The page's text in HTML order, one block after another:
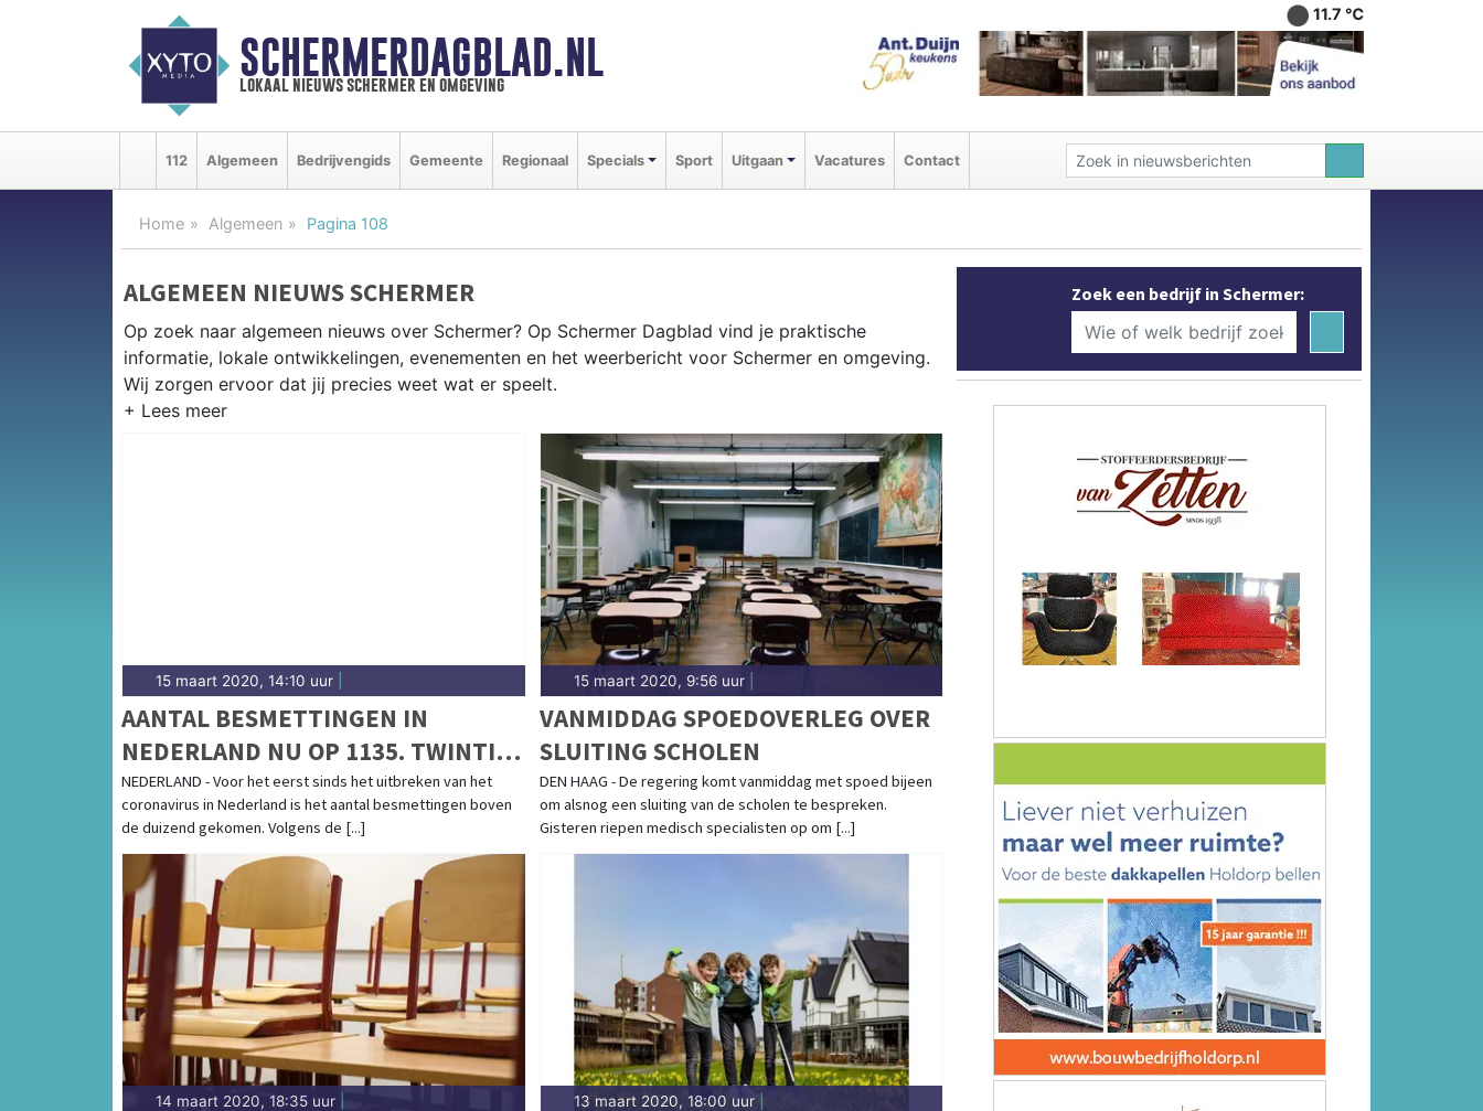
SCHERMERDAGBLAD.NL
lokaal nieuws schermer en omgeving
11.7 ℃
112 Algemeen Bedrijvengids Gemeente Regionaal Specials Sport Uitgaan Vacatures Contact
Home Algemeen Pagina 108
ALGEMEEN NIEUWS SCHERMER
Op zoek naar algemeen nieuws over Schermer? Op Schermer Dagblad vind je praktische
informatie, lokale ontwikkelingen, evenementen en het weerbericht voor Schermer en omgeving.
Wij zorgen ervoor dat jij precies weet wat er speelt.
PRAKTISCHE INFORMATIE SCHERMER
Van werkzaamheden aan de polderstructuren en het Noord-Hollands Kanaal tot evenementen in
de Schermer en het weersbericht voor de Alkmaarder regio.
15 maart 2020, 14:10 uur
AANTAL BESMETTINGEN IN
NEDERLAND NU OP 1135. TWINTIG
PERSONEN OVERLEDEN
NEDERLAND - Voor het eerst sinds het uitbreken van het
coronavirus in Nederland is het aantal besmettingen boven
de duizend gekomen. Volgens de [...]
15 maart 2020, 9:56 uur|
VANMIDDAG SPOEDOVERLEG OVER
SLUITING SCHOLEN
DEN HAAG - De regering komt vanmiddag met spoed bijeen
om alsnog een sluiting van de scholen te bespreken.
Gisteren riepen medisch specialisten op om [...]
14 maart 2020, 18:35 uur 13 maart 2020, 18:00 uur|
Zoek een bedrijf in Schermer: